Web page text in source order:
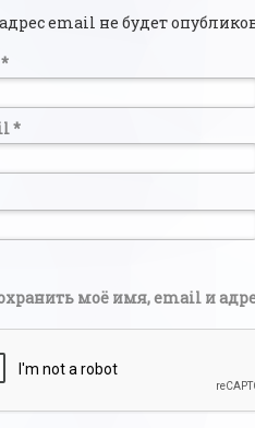
email не будет
*
*
моё имя, email и